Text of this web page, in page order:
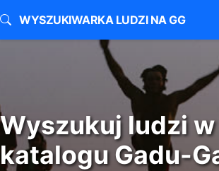
WYSZUKIWARKA LUDZI NA GG
Wyszukuj ludzi w
katalogu Gadu-